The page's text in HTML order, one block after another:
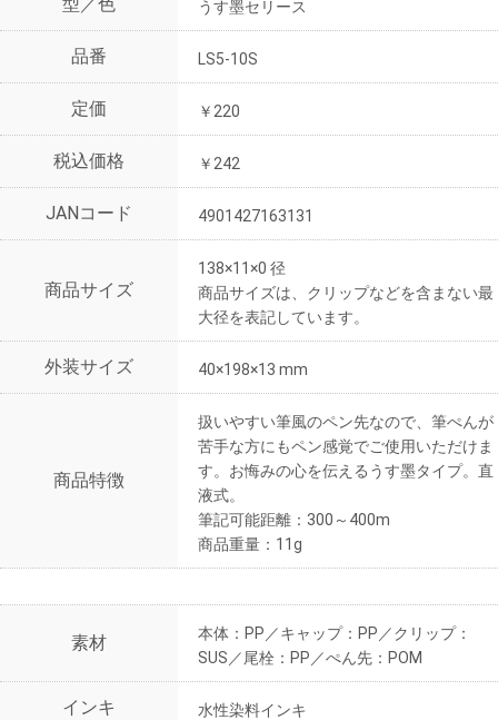
うす墨セリース
品番 LS5-10S
定価 ￥220
税込価格 ￥242
JANコード 4901427163131
商品サイズ
138×11×0 径
商品サイズは、クリップなどを含まない最
大径を表記しています。
外装サイズ 40×198×13 mm
商品特徴
扱いやすい筆風のペン先なので、筆ぺんが
苦手な方にもペン感覚でご使用いただけま
す。お悔みの心を伝えるうす墨タイプ。直
液式。
筆記可能距離：300～400m
商品重量：11g
素材
本体：PP／キャップ：PP／クリップ：
SUS／尾栓：PP／ぺん先：POM
インキ 水性染料インキ